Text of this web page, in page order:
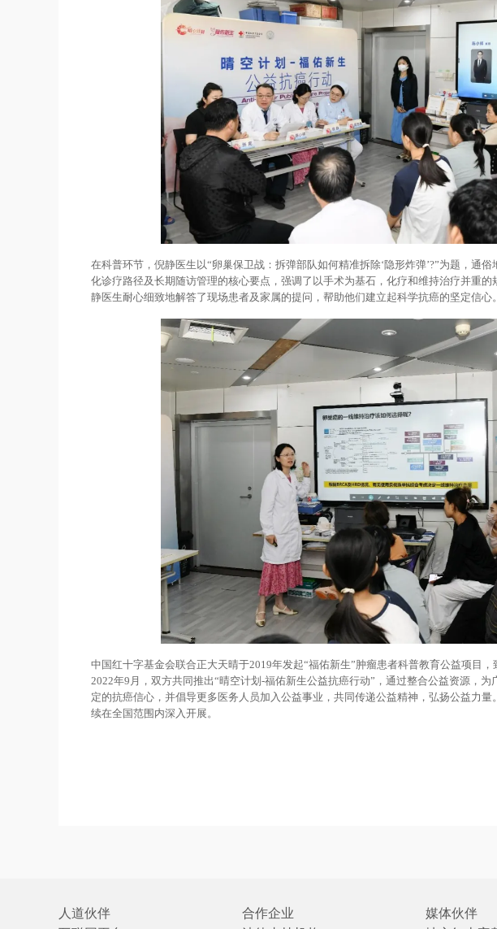
在科普环节，倪静医生以“卵巢保卫战：拆弹部队如何精准拆除‘隐形炸弹’?”为题，通
化诊疗路径及长期随访管理的核心要点，强调了以手术为基石，化疗和维持治疗并重
静医生耐心细致地解答了现场患者及家属的提问，帮助他们建立起科学抗癌的坚定信心。
中国红十字基金会联合正大天晴于2019年发起“福佑新生”肿瘤患者科普教育公益项目，
2022年9月，双方共同推出“晴空计划-福佑新生公益抗癌行动”，通过整合公益资源，
定的抗癌信心，并倡导更多医务人员加入公益事业，共同传递公益精神，弘扬公益力
续在全国范围内深入开展。
人道伙伴 合作企业 媒体伙伴